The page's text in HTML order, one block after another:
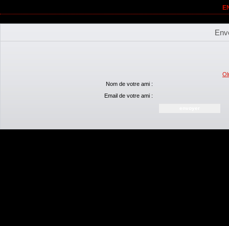
Nom de votre ami :
Email de votre ami :